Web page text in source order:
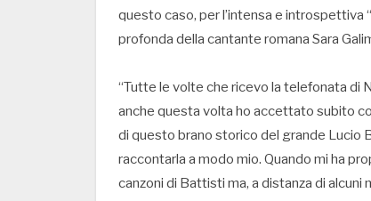
questo caso, per l’intensa e introspettiva
profonda della cantante romana Sara
“Tutte le volte che ricevo la telefonata di
anche questa volta ho accettato subito
di questo brano storico del grande Lucio
raccontarla a modo mio. Quando mi ha
canzoni di Battisti ma, a distanza di alcuni